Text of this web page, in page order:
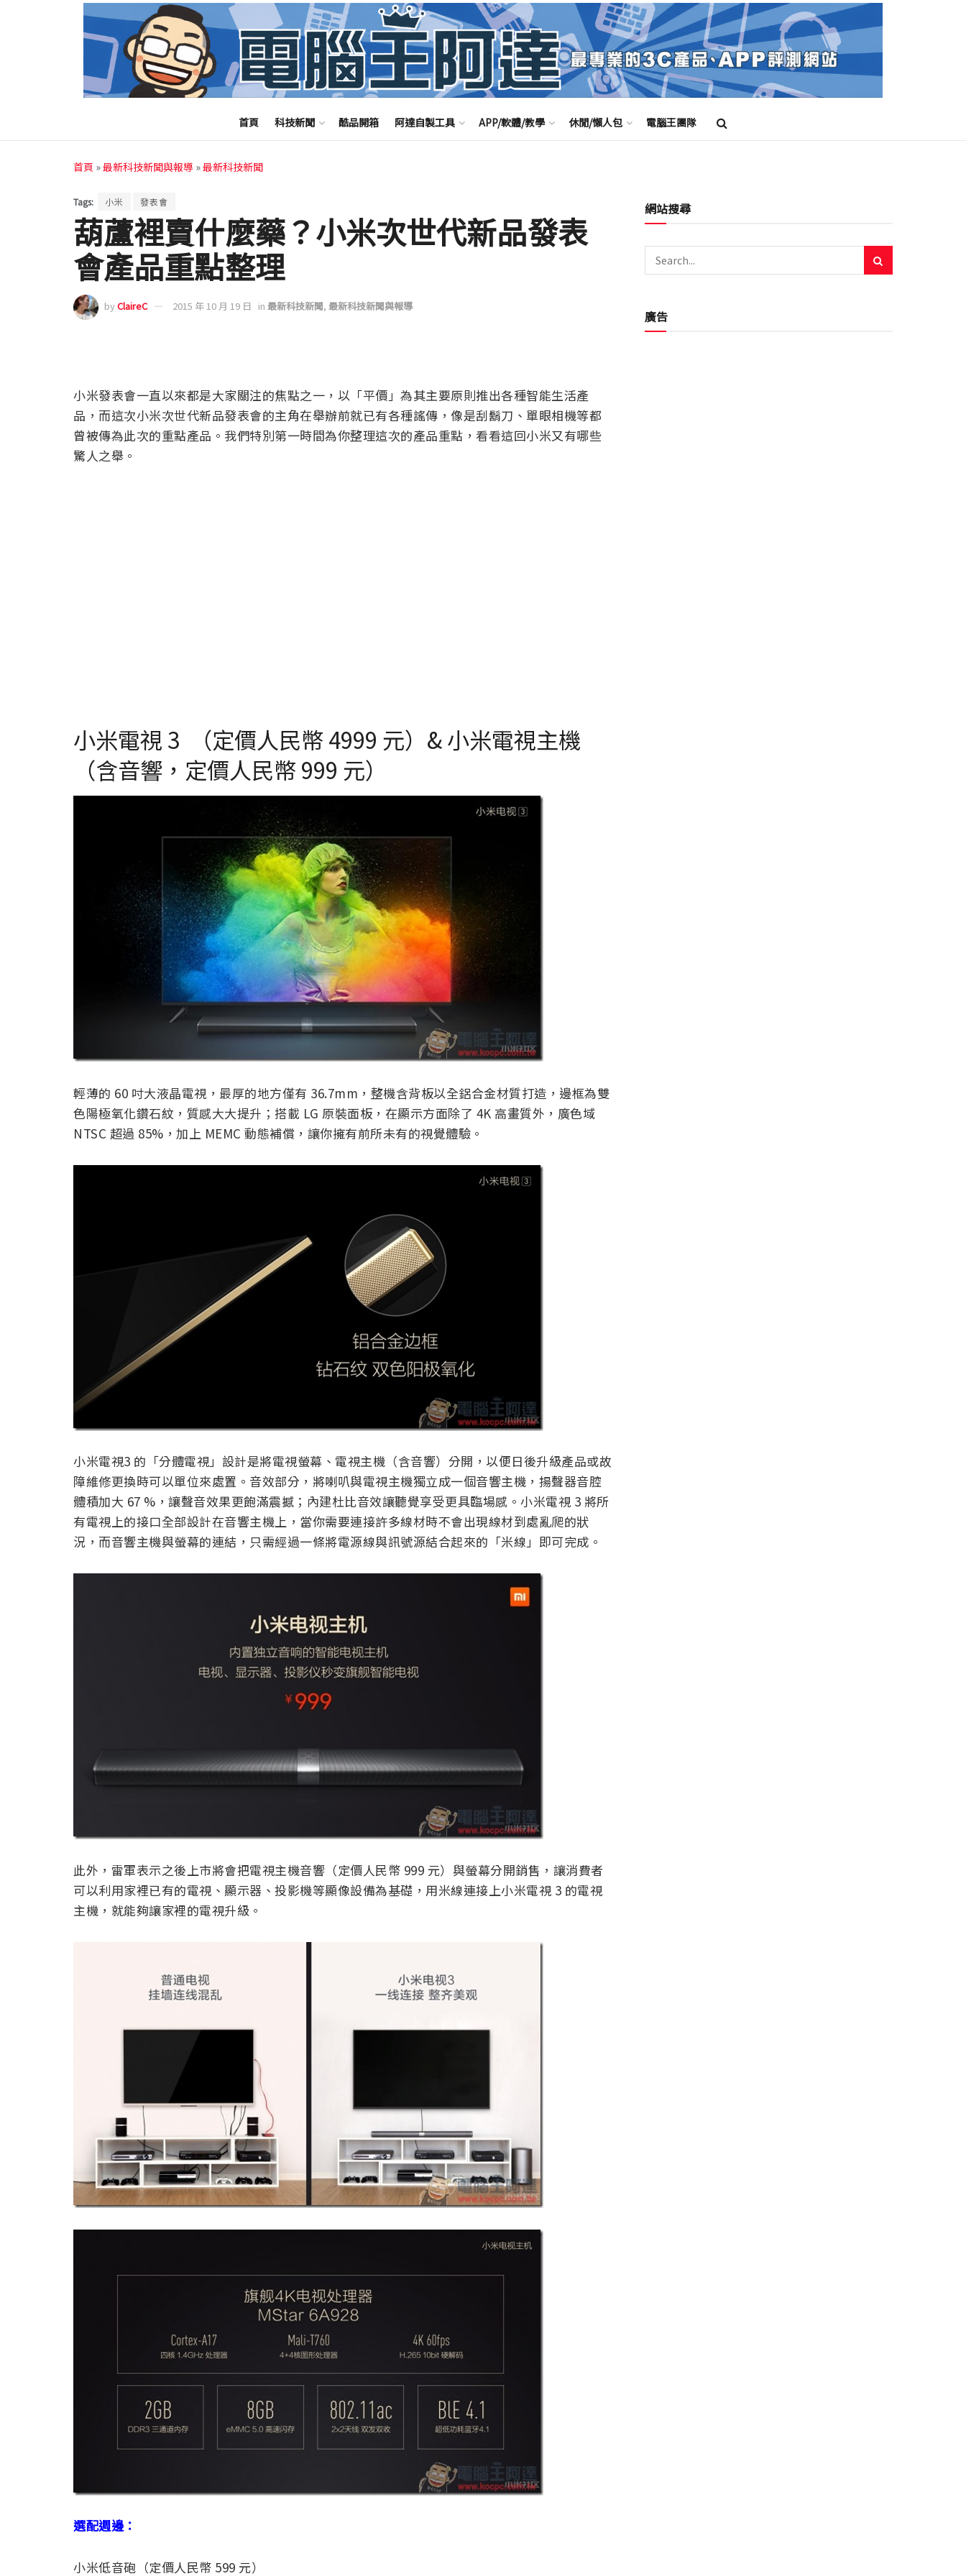
首頁 科技新聞 酷品開箱 阿達自製工具 APP/軟體/教學 休閒/懶人包 電腦王團隊
首頁 »最新科技新聞與報導 »最新科技新聞
Tags: 小米 發表會
葫蘆裡賣什麼藥？小米次世代新品發表
會產品重點整理
byClaireC 2015 年 10 月 19 日 in 最新科技新聞, 最新科技新聞與報導
小米發表會一直以來都是大家關注的焦點之一，以「平價」為其主要原則推出各種智能生活產
品，而這次小米次世代新品發表會的主角在舉辦前就已有各種謠傳，像是刮鬍刀、單眼相機等都
曾被傳為此次的重點產品。我們特別第一時間為你整理這次的產品重點，看看這回小米又有哪些
驚人之舉。
小米電視 3 （定價人民幣 4999 元）& 小米電視主機
（含音響，定價人民幣 999 元）
輕薄的 60 吋大液晶電視，最厚的地方僅有 36.7mm，整機含背板以全鋁合金材質打造，邊框為雙
色陽極氧化鑽石紋，質感大大提升；搭載 LG 原裝面板，在顯示方面除了 4K 高畫質外，廣色域
NTSC 超過 85%，加上 MEMC 動態補償，讓你擁有前所未有的視覺體驗。
小米電視3 的「分體電視」設計是將電視螢幕、電視主機（含音響）分開，以便日後升級產品或故
障維修更換時可以單位來處置。音效部分，將喇叭與電視主機獨立成一個音響主機，揚聲器音腔
體積加大 67 %，讓聲音效果更飽滿震撼；內建杜比音效讓聽覺享受更具臨場感。小米電視 3 將所
有電視上的接口全部設計在音響主機上，當你需要連接許多線材時不會出現線材到處亂爬的狀
況，而音響主機與螢幕的連結，只需經過一條將電源線與訊號源結合起來的「米線」即可完成。
此外，雷軍表示之後上市將會把電視主機音響（定價人民幣 999 元）與螢幕分開銷售，讓消費者
可以利用家裡已有的電視、顯示器、投影機等顯像設備為基礎，用米線連接上小米電視 3 的電視
主機，就能夠讓家裡的電視升級。
選配週邊：
小米低音砲（定價人民幣 599 元）
網站搜尋
廣告